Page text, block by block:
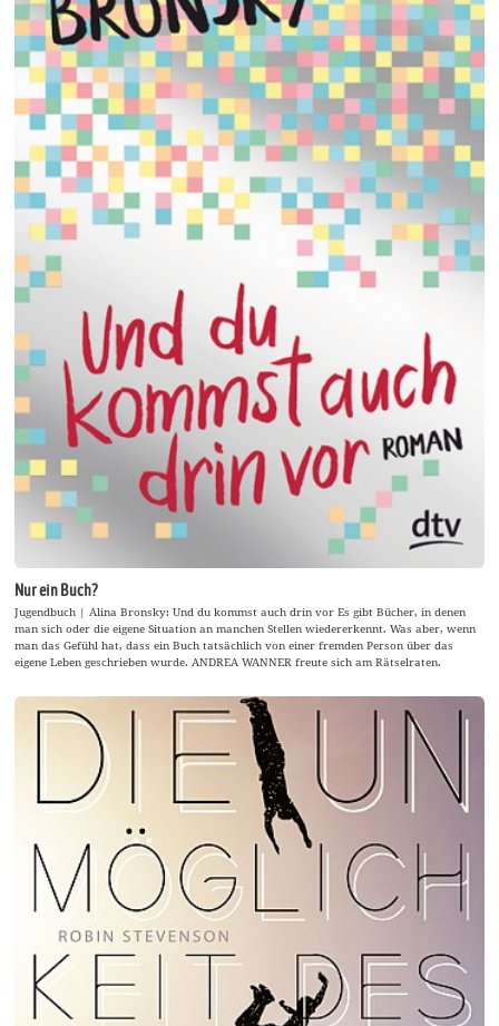
Nur ein Buch?
Jugendbuch | Alina Bronsky: Und du kommst auch drin vor Es gibt Bücher, in denen
man sich oder die eigene Situation an manchen Stellen wiedererkennt. Was aber, wenn
man das Gefühl hat, dass ein Buch tatsächlich von einer fremden Person über das
eigene Leben geschrieben wurde. ANDREA WANNER freute sich am Rätselraten.